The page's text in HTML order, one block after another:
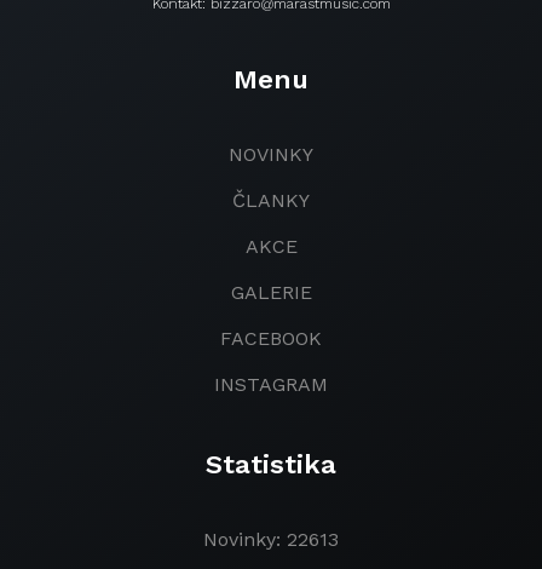
Kontakt: bizzaro@marastmusic.com
Menu
NOVINKY
ČLANKY
AKCE
GALERIE
FACEBOOK
INSTAGRAM
Statistika
Novinky: 22613